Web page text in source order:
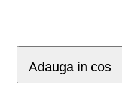
Adauga in cos